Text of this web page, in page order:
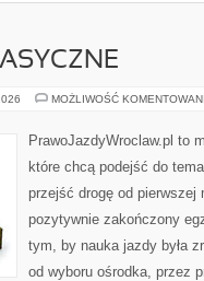
MOŻLIWOŚĆ
PrawoJazdyWroclaw.pl to
które chcą podejść do
przejść drogę od pierwszej
pozytywnie zakończony
tym, by nauka jazdy była
od wyboru ośrodka, przez